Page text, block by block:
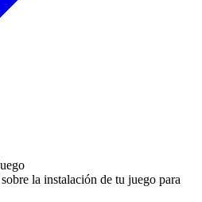
la instalación de tu juego para